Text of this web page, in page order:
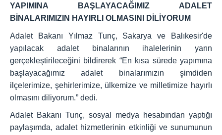
GÖRÜNTÜLÜ HABER
BÜLTEN
YAPIMINA BAŞLAYACAĞIMIZ ADALET
BİNALARIMIZIN HAYIRLI OLMASINI DİLİYORUM
Adalet Bakanı Yılmaz Tunç, Sakarya ve Balıkesir'de
yapılacak adalet binalarının ihalelerinin yarın
gerçekleştirileceğini bildirerek “En kısa sürede yapımına
başlayacağımız adalet binalarımızın şimdiden
ilçelerimize, şehirlerimize, ülkemize ve milletimize hayırlı
olmasını diliyorum.” dedi.
Adalet Bakanı Tunç, sosyal medya hesabından yaptığı
paylaşımda, adalet hizmetlerinin etkinliği ve sunumunun